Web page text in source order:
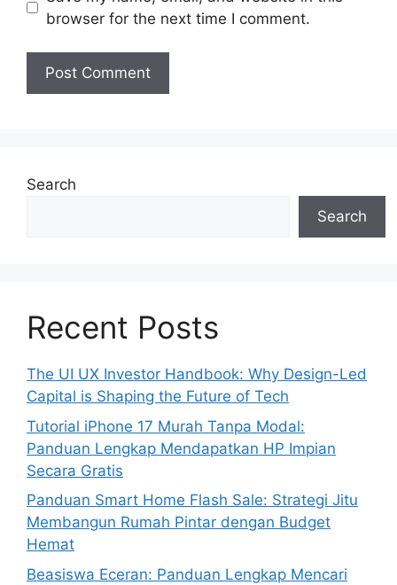
browser for the next time I comment.
Search
Search
Recent Posts
The UI UX Investor Handbook: Why Design-Led
Capital is Shaping the Future of Tech
Tutorial iPhone 17 Murah Tanpa Modal:
Panduan Lengkap Mendapatkan HP Impian
Secara Gratis
Panduan Smart Home Flash Sale: Strategi Jitu
Membangun Rumah Pintar dengan Budget
Hemat
Beasiswa Eceran: Panduan Lengkap Mencari